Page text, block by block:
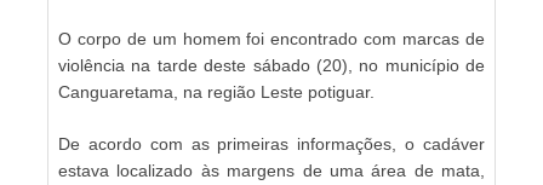
O corpo de um homem foi encontrado com marcas de
violência na tarde deste sábado (20), no município de
Canguaretama, na região Leste potiguar.
De acordo com as primeiras informações, o cadáver
estava localizado às margens de uma área de mata,